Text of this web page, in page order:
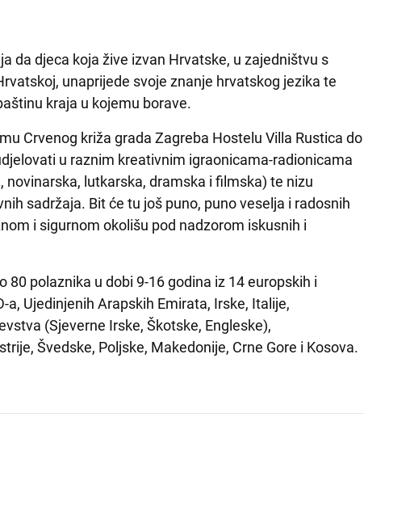
da djeca koja žive izvan Hrvatske, u zajedništvu s
unaprijede svoje znanje hrvatskog jezika te
kraja u kojemu borave.
Crvenog križa grada Zagreba Hostelu Villa Rustica do
u raznim kreativnim igraonicama-radionicama
novinarska, lutkarska, dramska i filmska) te nizu
sadržaja. Bit će tu još puno, puno veselja i radosnih
i sigurnom okolišu pod nadzorom iskusnih i
80 polaznika u dobi 9-16 godina iz 14 europskih i
a, Ujedinjenih Arapskih Emirata, Irske, Italije,
(Sjeverne Irske, Škotske, Engleske),
Švedske, Poljske, Makedonije, Crne Gore i Kosova.